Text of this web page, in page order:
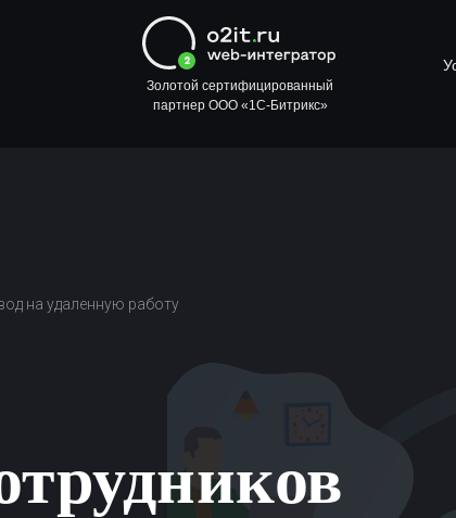
Золотой сертифицированный
партнер ООО «1С-Битрикс»
на удаленную работу